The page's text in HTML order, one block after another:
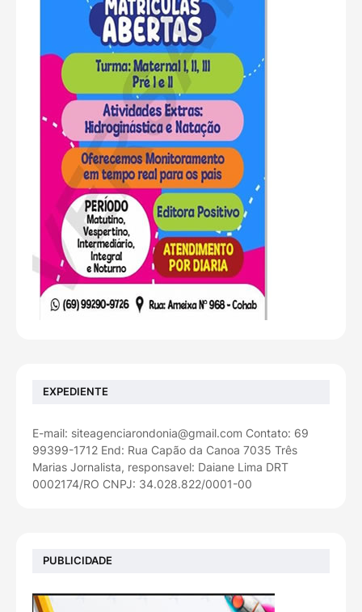
EXPEDIENTE
E-mail: siteagenciarondonia@gmail.com Contato: 69
99399-1712 End: Rua Capão da Canoa 7035 Três
Marias Jornalista, responsavel: Daiane Lima DRT
0002174/RO CNPJ: 34.028.822/0001-00
PUBLICIDADE